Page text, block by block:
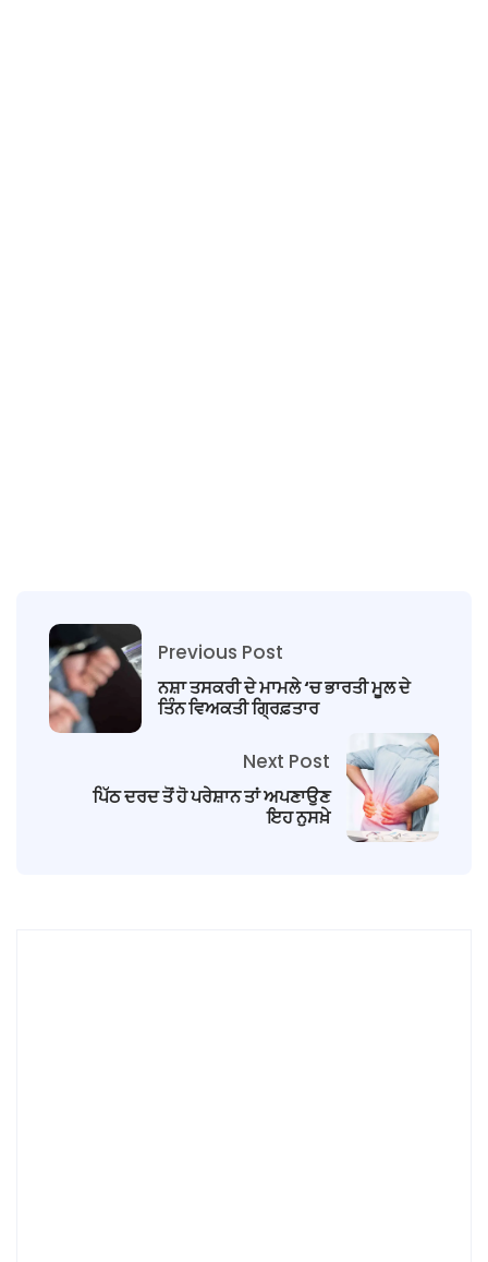
Previous Post
ਨਸ਼ਾ ਤਸਕਰੀ ਦੇ ਮਾਮਲੇ ‘ਚ ਭਾਰਤੀ ਮੂਲ ਦੇ
ਤਿੰਨ ਵਿਅਕਤੀ ਗ੍ਰਿਫ਼ਤਾਰ
Next Post
ਪਿੱਠ ਦਰਦ ਤੋਂ ਹੋ ਪਰੇਸ਼ਾਨ ਤਾਂ ਅਪਣਾਉਣ
ਇਹ ਨੁਸਖ਼ੇ